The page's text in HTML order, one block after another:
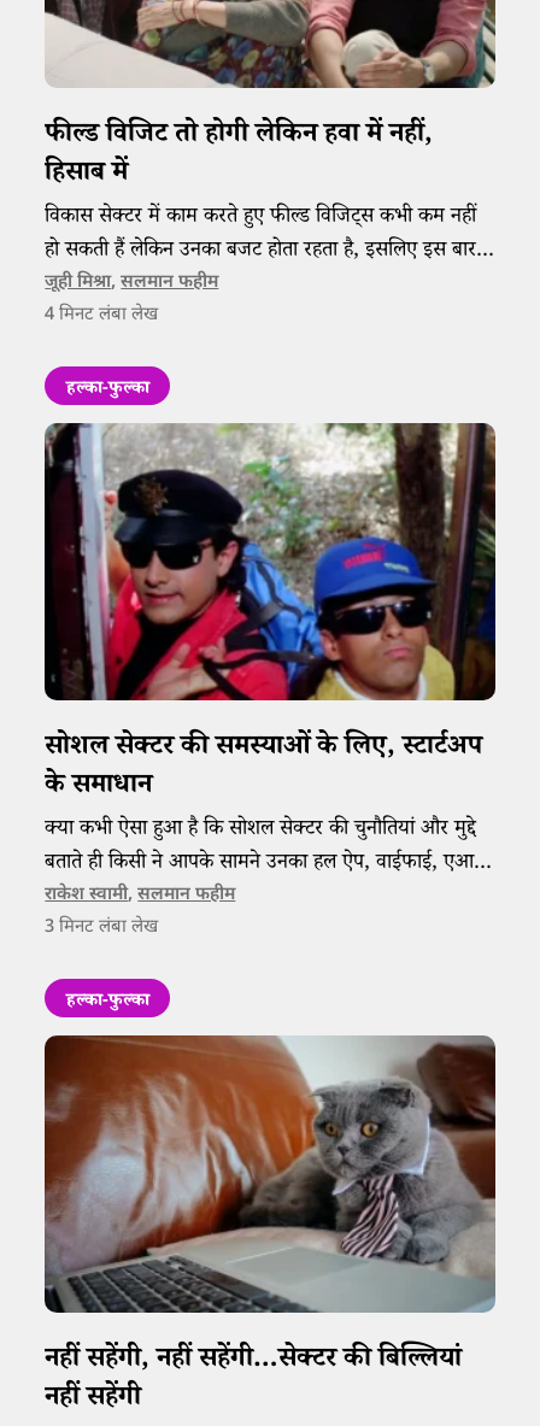
फील्ड विजिट तो होगी लेकिन हवा में नहीं,
हिसाब में
विकास सेक्टर में काम करते हुए फील्ड विजिट्स कभी कम नहीं
हो सकती हैं लेकिन उनका बजट होता रहता है, इसलिए इस बार
संस्थाओं से मुलाकात से ज्यादा सफर के खर्चे की चिंता है।
जूही मिश्रा,सलमान फहीम
4 मिनट लंबा लेख
हल्का-फुल्का
सोशल सेक्टर की समस्याओं के लिए, स्टार्टअप
के समाधान
क्या कभी ऐसा हुआ है कि सोशल सेक्टर की चुनौतियां और मुद्दे
बताते ही किसी ने आपके सामने उनका हल ऐप, वाईफाई, एआई
वगैरह से चुटकियों में निकालने का दावा रख दिया हो।
राकेश स्वामी,सलमान फहीम
3 मिनट लंबा लेख
हल्का-फुल्का
नहीं सहेंगी, नहीं सहेंगी…सेक्टर की बिल्लियां
नहीं सहेंगी​